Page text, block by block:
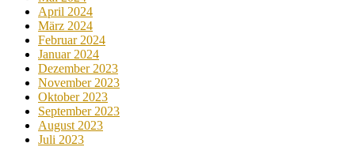
April 2024
März 2024
Februar 2024
Januar 2024
Dezember 2023
November 2023
Oktober 2023
September 2023
August 2023
Juli 2023